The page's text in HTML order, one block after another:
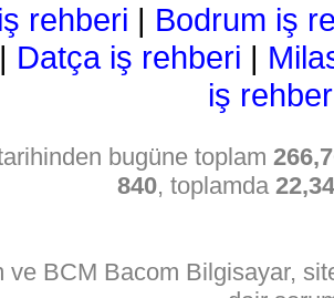
rehberi | Bodrum iş
| Datça iş rehberi |
iş
bugüne toplam
840, toplamda
ve BCM Bacom Bilgisayar,